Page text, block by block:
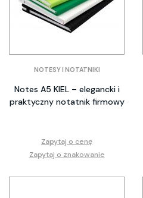
NOTESY I NOTATNIKI
Notes A5 KIEL – elegancki i
praktyczny notatnik firmowy
Zapytaj o cenę
Zapytaj o znakowanie